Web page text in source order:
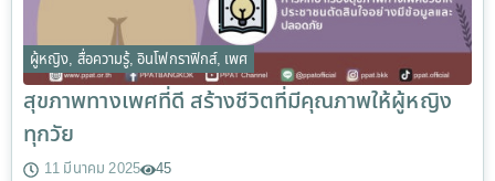
ผู้หญิง, สื่อความรู้,อินโฟกราฟิกส์, เพศ
สุขภาพทางเพศที่ดี สร้างชีวิตที่มีคุณภาพให้ผู้หญิง
ทุกวัย
11 มีนาคม 2025 45